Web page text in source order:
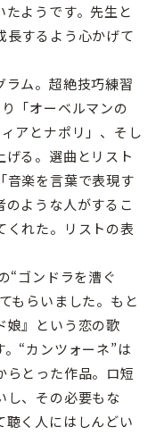
ようです。先生と
長するよう心かげて
ム。超絶技巧練習
「オーベルマンの
アとナポリ」、そし
る。選曲とリスト
音楽を言葉で表現す
ような人がするこ
くれた。リストの表
“ゴンドラを漕ぐ
もらいました。もと
娘』という恋の歌
“カンツォーネ”は
らとった作品。ロ短
し、その必要もな
聴く人にはしんどい